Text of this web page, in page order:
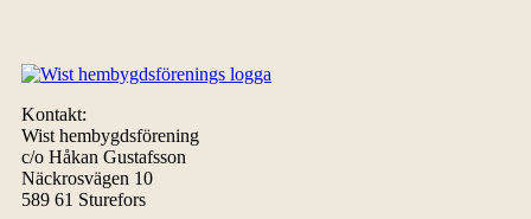
Kontakt:
Wist hembygdsförening
c/o Håkan Gustafsson
Näckrosvägen 10
589 61 Sturefors